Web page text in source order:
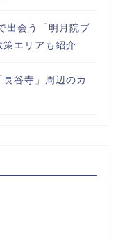
出会う「明月院ブ
エリアも紹介
谷寺」周辺のカ